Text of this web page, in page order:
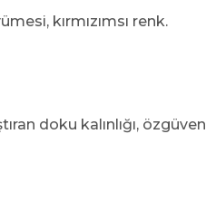
kırmızımsı renk.
doku kalınlığı, özgüven